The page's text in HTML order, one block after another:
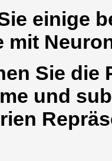
einige
mit
Sie
und